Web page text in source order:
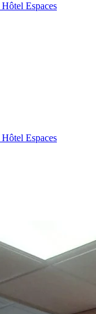
Hôtel Espaces
Hôtel Espaces